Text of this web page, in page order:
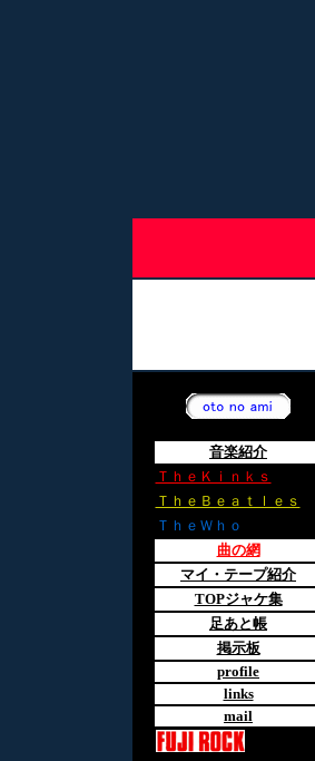
音楽紹介
ＴｈｅＫｉｎｋｓ
ＴｈｅＢｅａｔｌｅｓ
ＴｈｅＷｈｏ
曲の網
マイ・テープ紹介
TOPジャケ集
足あと帳
掲示板
profile
links
mail